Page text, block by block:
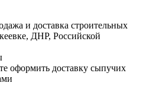
и доставка строительных
ДНР, Российской
оформить доставку сыпучих